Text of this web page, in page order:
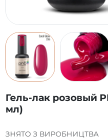
Гель-лак розовый
мл)
ЗНЯТО З ВИРОБНИЦТВА